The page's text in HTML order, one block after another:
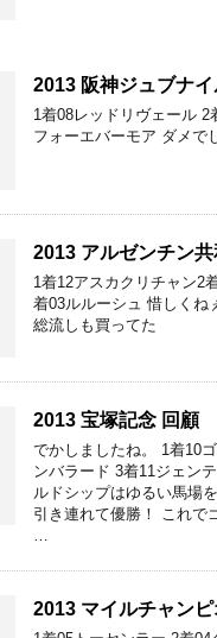
2013 阪神ジュブナ
1着08レッドリヴェール 2
フォーエバーモア ダメで
2013 アルゼンチン
1着12アスカクリチャン2
着03ルルーシュ 惜しくね
総流しも買ってた
2013 宝塚記念 回顧
でかしましたね。 1着10
ンバラード 3着11ジェン
ルドシップはゆるい馬場
引き連れて優勝！ これで
2013 マイルチャン